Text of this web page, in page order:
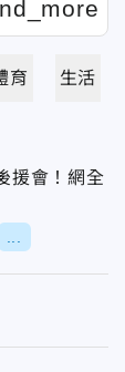
育 生活
援會！網全